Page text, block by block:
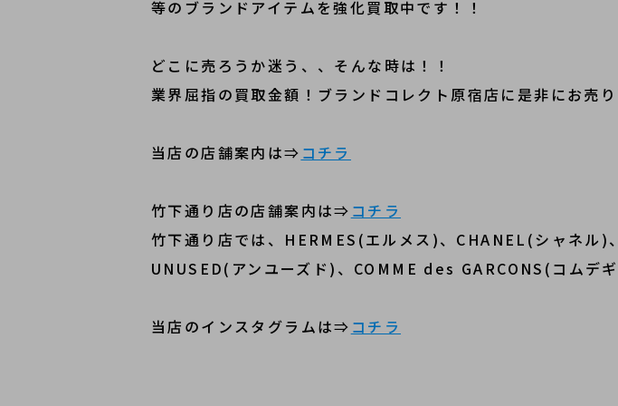
等のブランドアイテムを強化買取中です！！
どこに売ろうか迷う、、そんな時は！！
業界屈指の買取金額！ブランドコレクト原宿店に是非にお売り
当店の店舗案内は⇒ コチラ
竹下通り店の店舗案内は⇒ コチラ
竹下通り店では、HERMES(エルメス)、CHANEL(シャネル)
UNUSED(アンユーズド)、COMME des GARCONS(コムデ
当店のインスタグラムは⇒ コチラ